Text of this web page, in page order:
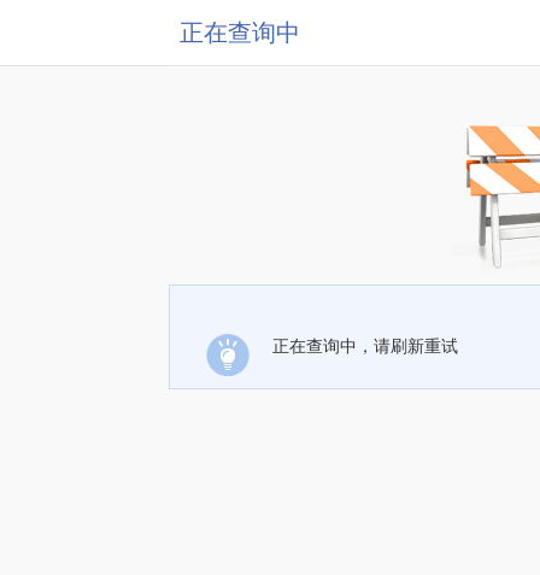
正在查询中
正在查询中，请刷新重试